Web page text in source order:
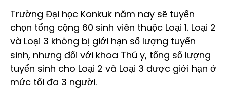
Trường Đại học Konkuk năm nay sẽ tuyển
chọn tổng cộng 60 sinh viên thuộc Loại 1. Loại 2
và Loại 3 không bị giới hạn số lượng tuyển
sinh, nhưng đối với khoa Thú y, tổng số lượng
tuyển sinh cho Loại 2 và Loại 3 được giới hạn ở
mức tối đa 3 người.